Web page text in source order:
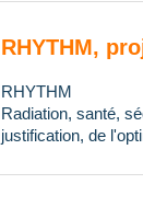
RHYTHM,
RHYTHM
Radiation, santé,
justification, de